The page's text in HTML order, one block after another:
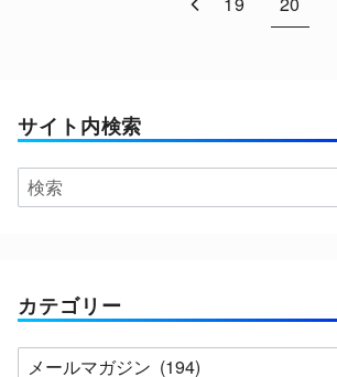
サイト内検索
カテゴリー
カ